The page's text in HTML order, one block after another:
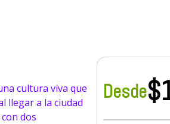
cultura viva que
llegar a la ciudad
dos
Desde$